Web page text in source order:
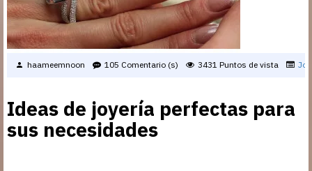
haameemnoon 105 Comentario (s) 3431 Puntos de vista
Ideas de joyería perfectas para
sus necesidades